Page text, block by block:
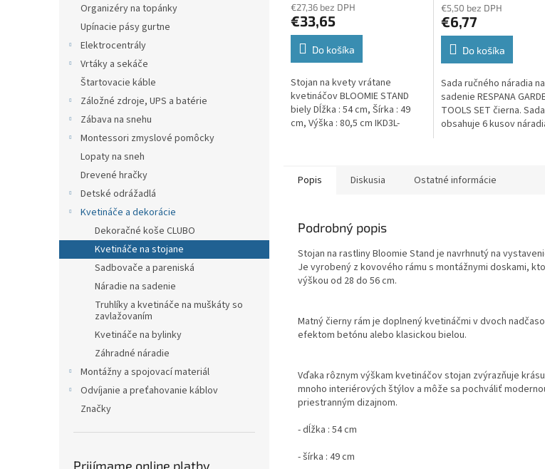
Organizéry na topánky
Upínacie pásy gurtne
Elektrocentrály
Vrtáky a sekáče
Štartovacie káble
Záložné zdroje, UPS a batérie
Zábava na snehu
Montessori zmyslové pomôcky
Lopaty na sneh
Drevené hračky
Detské odrážadlá
Kvetináče a dekorácie
Dekoračné koše CLUBO
Kvetináče na stojane
Sadbovače a pareniská
Náradie na sadenie
Truhlíky a kvetináče na muškáty so
zavlažovaním
Kvetináče na bylinky
Záhradné náradie
Montážny a spojovací materiál
Odvíjanie a preťahovanie káblov
Značky
Prijímame online platby
€27,36 bez DPH
€33,65
Do košíka
Stojan na kvety vrátane
kvetináčov BLOOMIE STAND
biely Dĺžka : 54 cm, Šírka : 49
cm, Výška : 80,5 cm IKD3L-
€5,50 bez DPH
€6,77
Do košíka
Sada ručného náradia na
sadenie RESPANA
TOOLS SET čierna. Sada
obsahuje 6 kusov
Popis Diskusia Ostatné informácie
Podrobný popis
Stojan na rastliny Bloomie Stand je navrhnutý na
Je vyrobený z kovového rámu s montážnymi doskami,
výškou od 28 do 56 cm.
Matný čierny rám je doplnený kvetináčmi v dvoch
efektom betónu alebo klasickou bielou.
Vďaka rôznym výškam kvetináčov stojan zvýrazňuje
mnoho interiérových štýlov a môže sa pochváliť
priestranným dizajnom.
- dĺžka : 54 cm
- šírka : 49 cm